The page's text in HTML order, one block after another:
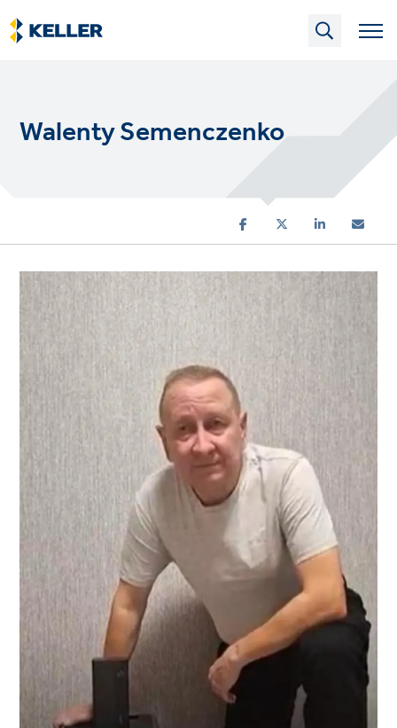
Skip
to
main
Walenty Semenczenko